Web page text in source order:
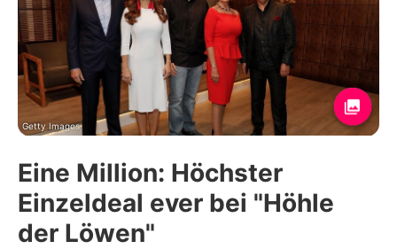
Filme & Serien
Lifestyle
Familie & Liebe
Promiflash Exklusiv
Alle Themen auf Promiflash
Getty Images
Eine Million: Höchster
Einzeldeal ever bei "Höhle
der Löwen"